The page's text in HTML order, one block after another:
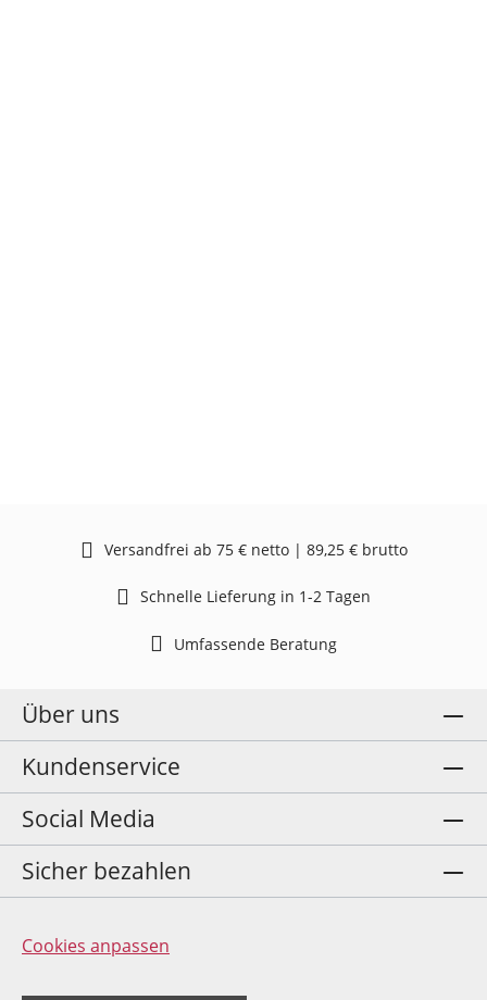
Versandfrei ab 75 € netto | 89,25 € brutto
Schnelle Lieferung in 1-2 Tagen
Umfassende Beratung
Über uns
Kundenservice
Social Media
Sicher bezahlen
Cookies anpassen